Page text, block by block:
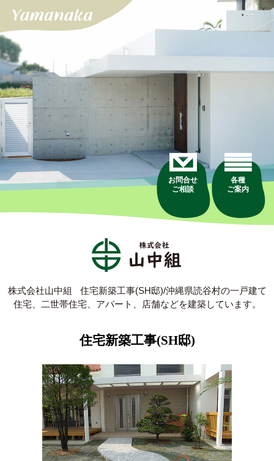
お問合せ
ご相談
各種
ご案内
株式会社山中組
住宅新築工事(SH邸)/沖縄県読谷村の一戸建て
住宅、二世帯住宅、アパート、店舗などを建築しています。
住宅新築工事(SH邸)